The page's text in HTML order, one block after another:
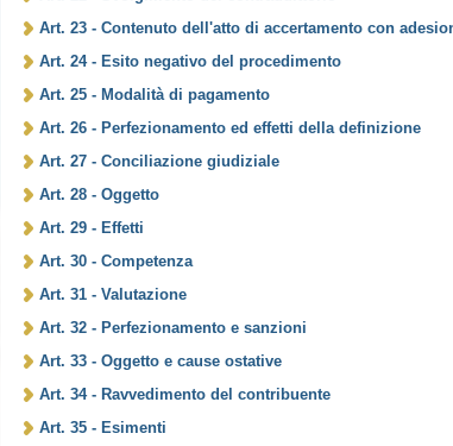
Art. 23 - Contenuto dell'atto di accertamento con
Art. 24 - Esito negativo del procedimento
Art. 25 - Modalità di pagamento
Art. 26 - Perfezionamento ed effetti della definizione
Art. 27 - Conciliazione giudiziale
Art. 28 - Oggetto
Art. 29 - Effetti
Art. 30 - Competenza
Art. 31 - Valutazione
Art. 32 - Perfezionamento e sanzioni
Art. 33 - Oggetto e cause ostative
Art. 34 - Ravvedimento del contribuente
Art. 35 - Esimenti